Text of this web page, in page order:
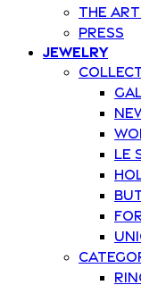
The
Press
Jewelry
Le